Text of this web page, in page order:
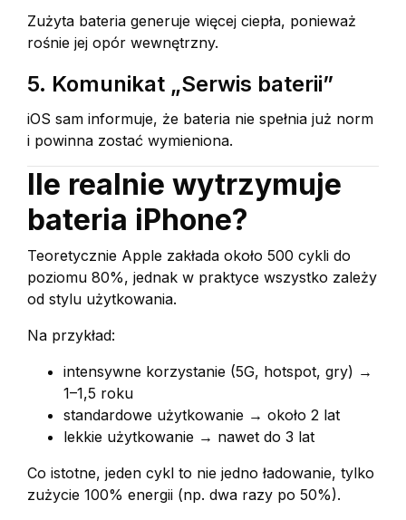
Zużyta bateria generuje więcej ciepła, ponieważ
rośnie jej opór wewnętrzny.
5. Komunikat „Serwis baterii”
iOS sam informuje, że bateria nie spełnia już norm
i powinna zostać wymieniona.
Ile realnie wytrzymuje
bateria iPhone?
Teoretycznie Apple zakłada około 500 cykli do
poziomu 80%, jednak w praktyce wszystko zależy
od stylu użytkowania.
Na przykład:
intensywne korzystanie (5G, hotspot, gry) →
1–1,5 roku
standardowe użytkowanie → około 2 lat
lekkie użytkowanie → nawet do 3 lat
Co istotne, jeden cykl to nie jedno ładowanie, tylko
zużycie 100% energii (np. dwa razy po 50%).